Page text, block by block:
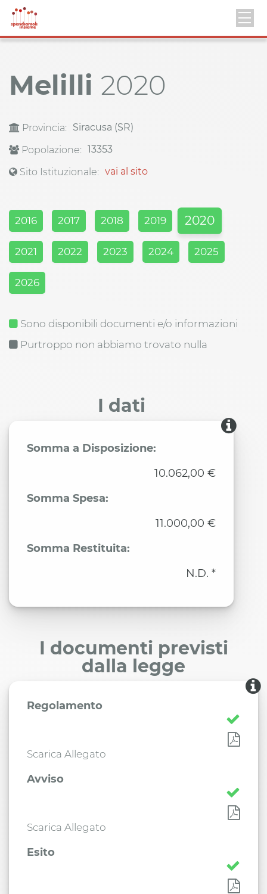
Melilli 2020
Provincia:
Siracusa (SR)
Popolazione: 13353
Sito Istituzionale: vai al sito
2016 2017 2018 2019 2020
2021 2022 2023 2024 2025
2026
Sono disponibili documenti e/o informazioni
Purtroppo non abbiamo trovato nulla
I dati
Somma a Disposizione:
10.062,00 €
Somma Spesa:
11.000,00 €
Somma Restituita:
N.D. *
I documenti previsti
dalla legge
Regolamento
Scarica Allegato
Avviso
Scarica Allegato
Esito